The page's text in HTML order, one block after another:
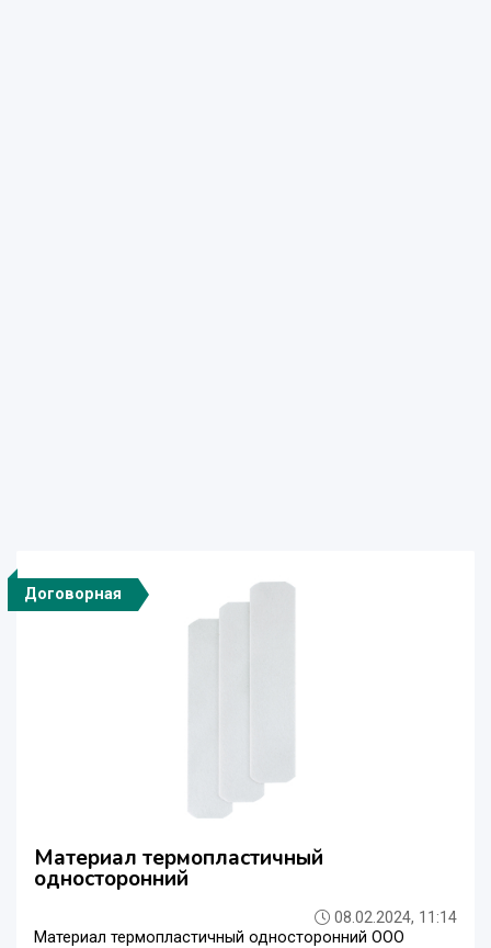
Договорная
Материал термопластичный
односторонний
08.02.2024, 11:14
Материал термопластичный односторонний ООО